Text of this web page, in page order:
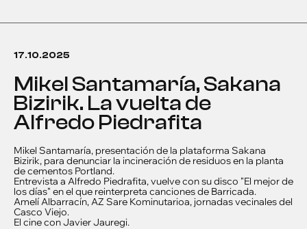
17.10.2025
Mikel Santamaría, Sakana
Bizirik. La vuelta de
Alfredo Piedrafita
Mikel Santamaría, presentación de la plataforma Sakana
Bizirik, para denunciar la incineración de residuos en la planta
de cementos Portland.
Entrevista a Alfredo Piedrafita, vuelve con su disco "El mejor de
los días" en el que reinterpreta canciones de Barricada.
Amelí Albarracín, AZ Sare Kominutarioa, jornadas vecinales del
Casco Viejo.
El cine con Javier Jauregi.